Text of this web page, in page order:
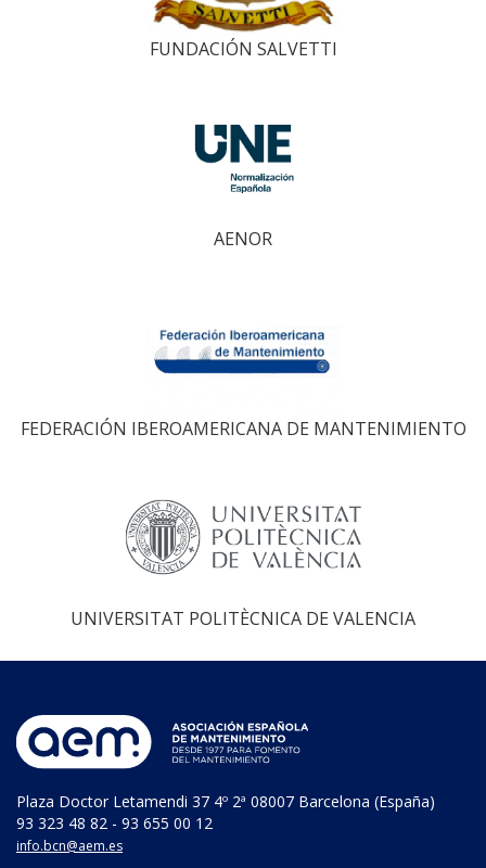
FUNDACIÓN SALVETTI
AENOR
FEDERACIÓN IBEROAMERICANA DE MANTENIMIENTO
UNIVERSITAT POLITÈCNICA DE VALENCIA
Plaza Doctor Letamendi 37 4º 2ª 08007 Barcelona (España)
93 323 48 82 - 93 655 00 12
info.bcn@aem.es